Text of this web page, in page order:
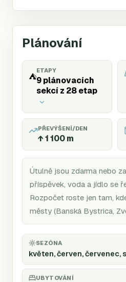
Plánování
⛺
ETAPY
9 plánovacích
sekcí z 28 etap
PŘEVÝŠENÍ/DEN
↑ 1 100 m
Útulně jsou zdarma nebo
příspěvek, voda a jídlo se
Rozpočet roste jen tam,
městy (Banská Bystrica,
SEZÓNA
květen, červen, červenec,
UBYTOVÁNÍ